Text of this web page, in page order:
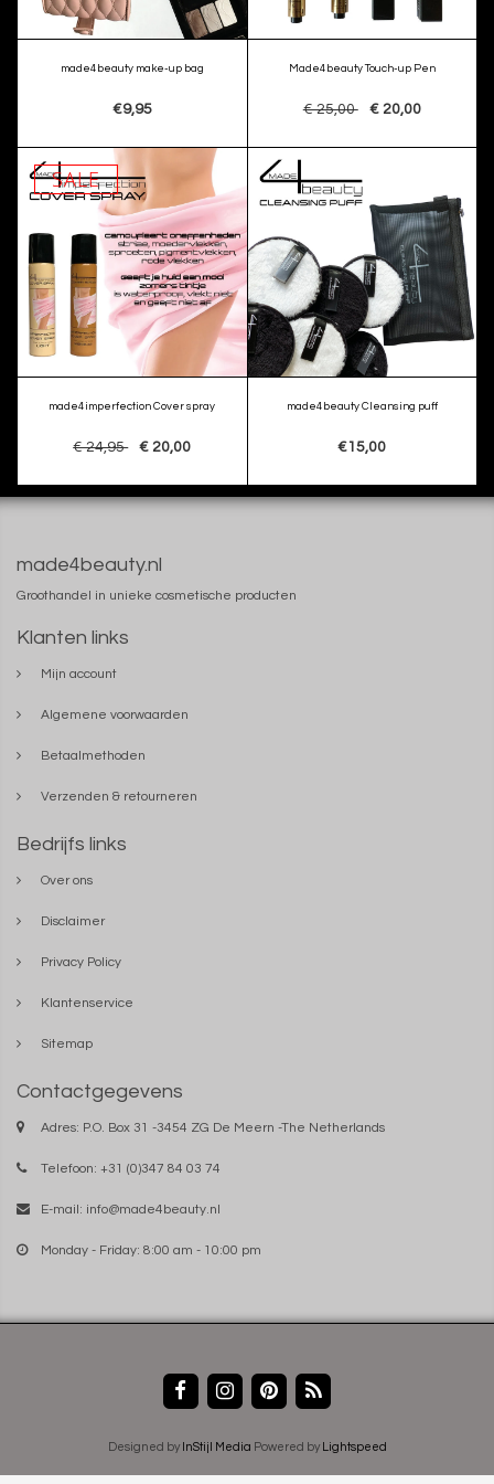
made4beauty make-up bag
€9,95
Made4beauty Touch-up Pen
€ 25,00 € 20,00
SALE
made4imperfection Cover spray
€ 24,95 € 20,00
made4beauty Cleansing puff
€15,00
made4beauty.nl
Groothandel in unieke cosmetische producten
Klanten links
Mijn account
Algemene voorwaarden
Betaalmethoden
Verzenden & retourneren
Bedrijfs links
Over ons
Disclaimer
Privacy Policy
Klantenservice
Sitemap
Contactgegevens
Adres: P.O. Box 31 -3454 ZG De Meern -The Netherlands
Telefoon: +31 (0)347 84 03 74
E-mail: info@made4beauty.nl
Monday - Friday: 8:00 am - 10:00 pm
Designed by InStijl Media Powered by Lightspeed